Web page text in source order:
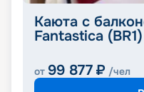
Каюта с
Fantastica (BR1)
от 99 877 ₽ /чел